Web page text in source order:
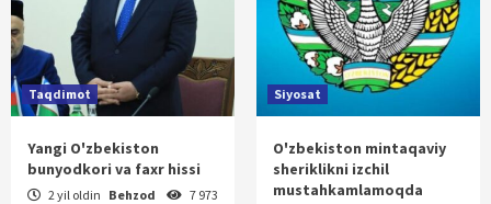
Taqdimot
Yangi O'zbekiston
bunyodkori va faxr hissi
2 yil oldin Behzod 7 973
Siyosat
O'zbekiston mintaqaviy
sheriklikni izchil
mustahkamlamoqda